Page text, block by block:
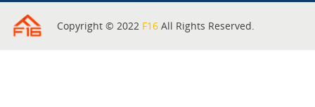
Copyright © 2022 F16 All Rights Reserved.